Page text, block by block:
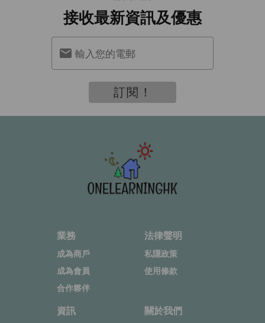
接收最新資訊及優惠
輸入您的電郵
訂閱！
業務
成為商戶
成為會員
合作夥伴
法律聲明
私隱政策
使用條款
資訊 關於我們